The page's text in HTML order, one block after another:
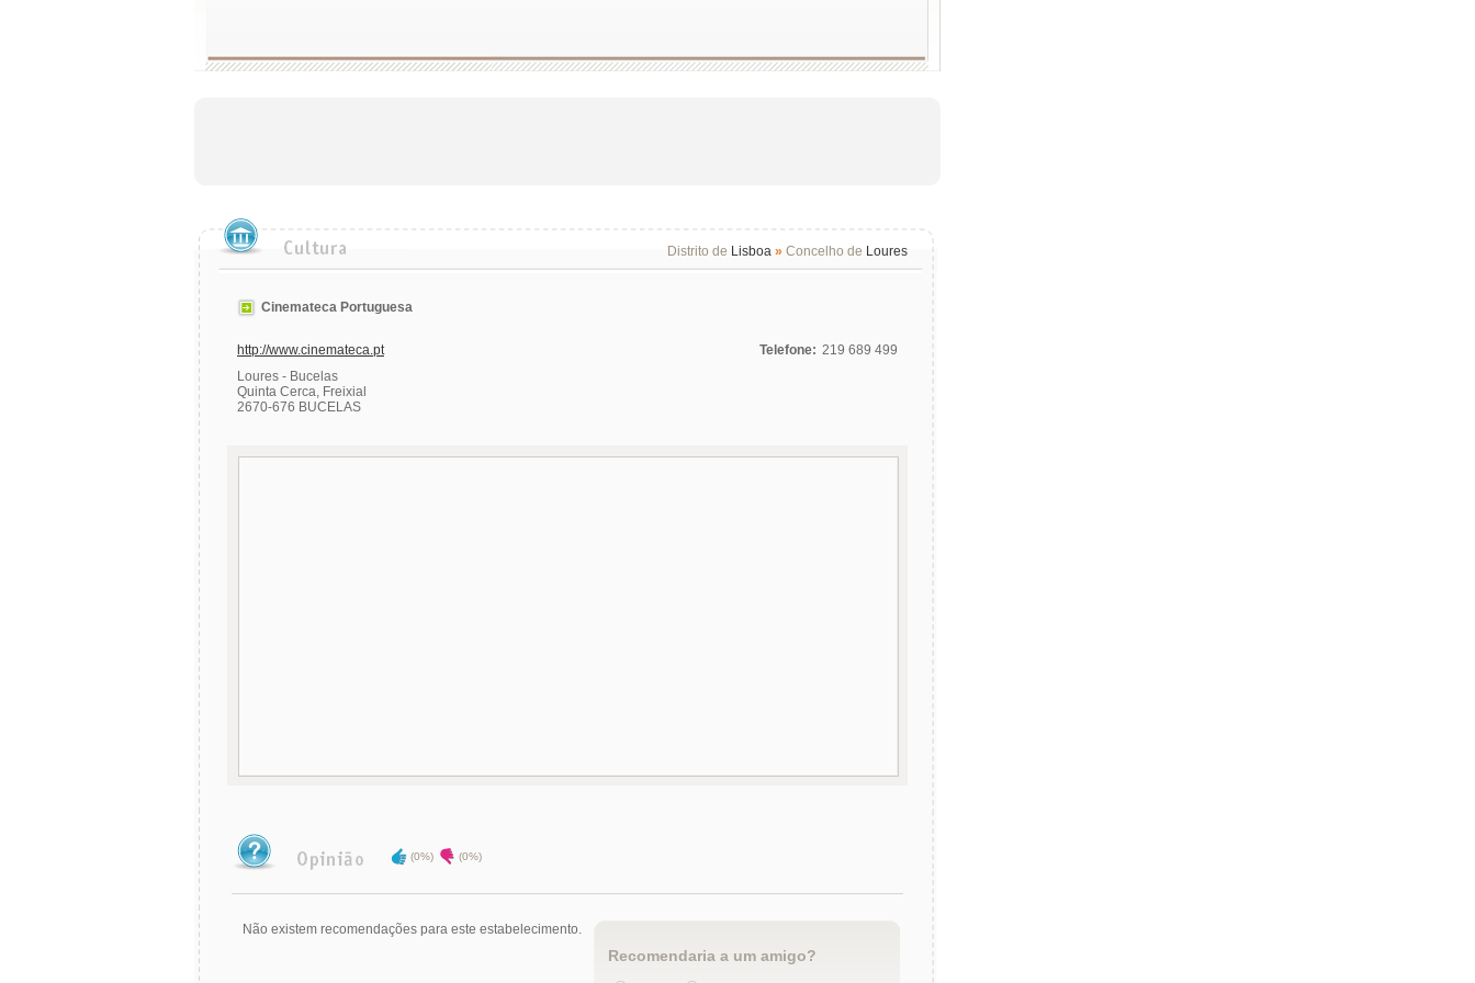
Distrito de Lisboa » Concelho de Loures
Cinemateca Portuguesa
http://www.cinemateca.pt
Loures - Bucelas
Quinta Cerca, Freixial
2670-676 BUCELAS
Telefone: 219 689 499
(0%) (0%)
Não existem recomendações para este estabelecimento.
Recomendaria a um amigo?